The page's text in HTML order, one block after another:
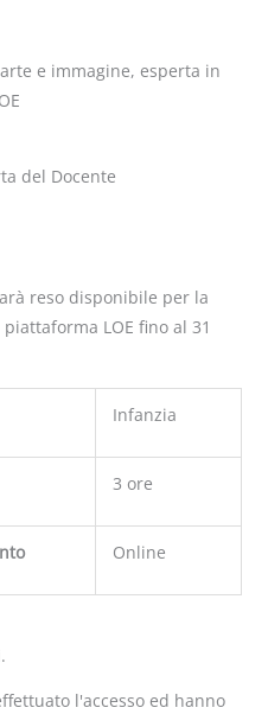
e immagine, esperta in
del Docente
reso disponibile per la
LOE fino al 31
Infanzia
3 ore
Online
l'accesso ed hanno